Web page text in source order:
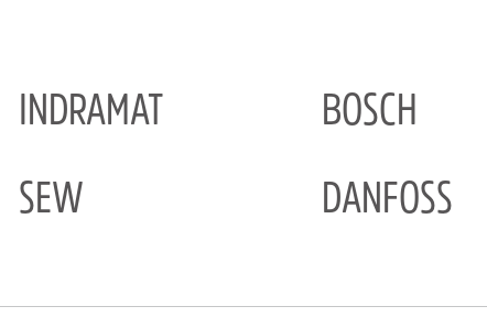
INDRAMAT BOSCH
SEW DANFOSS